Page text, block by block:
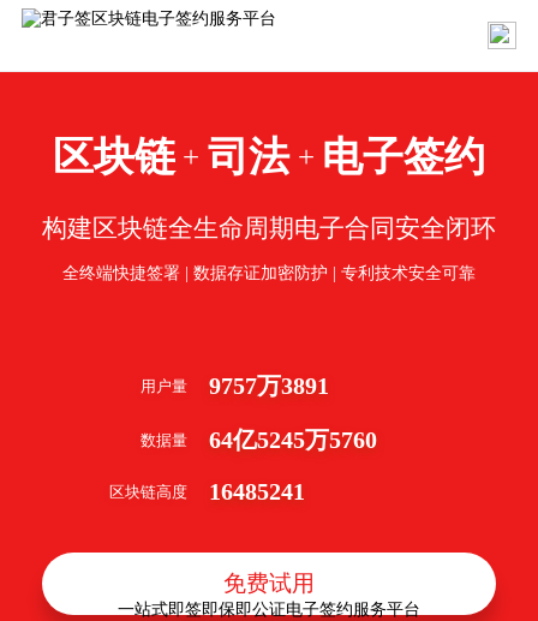
区块链 + 司法 + 电子签约
构建区块链全生命周期电子合同安全闭环
全终端快捷签署 | 数据存证加密防护 | 专利技术安全可靠
用户量 9757万3891
数据量 64亿5245万5760
区块链高度 16485241
免费试用
一站式即签即保即公证电子签约服务平台